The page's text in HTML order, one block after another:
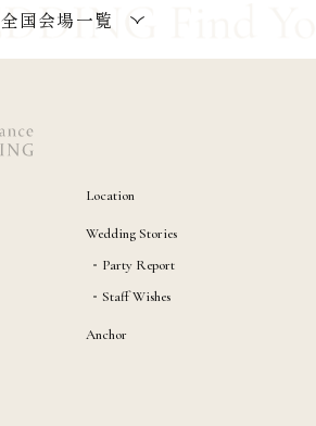
全国会場一覧
Location
Wedding Stories
Party Report
Staff Wishes
Anchor